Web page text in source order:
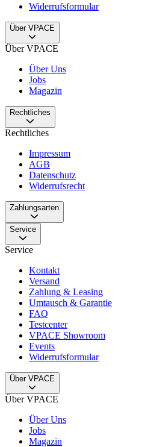
Widerrufsformular
Über VPACE
Über VPACE
Über Uns
Jobs
Magazin
Rechtliches
Rechtliches
Impressum
AGB
Datenschutz
Widerrufsrecht
Zahlungsarten
Service
Service
Kontakt
Versand
Zahlung & Leasing
Umtausch & Garantie
FAQ
Testcenter
VPACE Showroom
Events
Widerrufsformular
Über VPACE
Über VPACE
Über Uns
Jobs
Magazin